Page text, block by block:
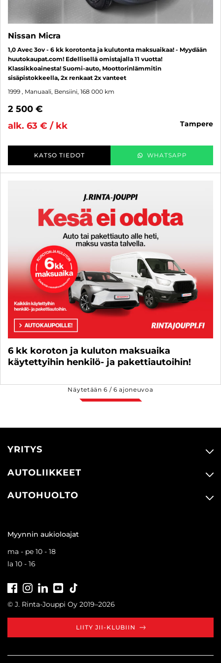
Nissan Micra
1,0 Avec 3ov - 6 kk korotonta ja kulutonta maksuaikaa! - Myydään
huutokaupat.com! Edellisellä omistajalla 11 vuotta!
Klassikkoainesta! Suomi-auto, Moottorinlämmitin
sisäpistokkeella, 2x renkaat 2x vanteet
1999 , Manuaali, Bensiini, 168 000 km
2 500 €
alk. 63 € / kk
tampere
KATSO TIEDOT WHATSAPP
6 kk koroton ja kuluton maksuaika
käytettyihin henkilö- ja pakettiautoihin!
Näytetään6 /6 ajoneuvoa
YRITYS
AUTOLIIKKEET
AUTOHUOLTO
Myynnin aukioloajat
ma - pe 10 - 18
la 10 - 16
FacebookInstagramLinkedInYoutube
© J. Rinta-Jouppi Oy 2019–2026
LIITY JII-KLUBIIN